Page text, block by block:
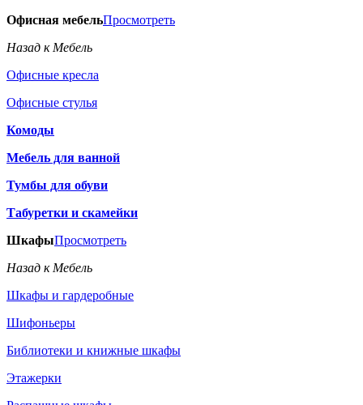
Офисная мебельПросмотреть
Назад к Мебель
Офисные кресла
Офисные стулья
Комоды
Мебель для ванной
Тумбы для обуви
Табуретки и скамейки
ШкафыПросмотреть
Назад к Мебель
Шкафы и гардеробные
Шифоньеры
Библиотеки и книжные шкафы
Этажерки